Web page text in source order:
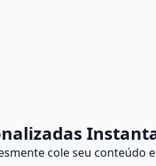
cole seu conteúdo